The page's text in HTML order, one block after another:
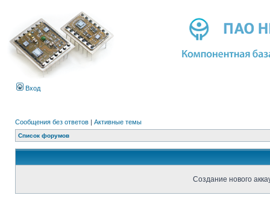
Вход
Сообщения без ответов | Активные темы
Список форумов
Создание нового